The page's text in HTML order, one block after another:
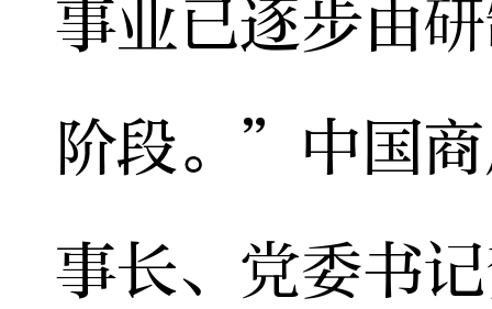
事业已逐步由
阶段。”中国
事长、党委书